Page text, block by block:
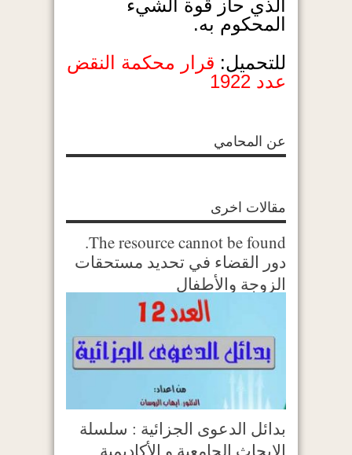
الذي حاز قوة الشيء
المحكوم به.
للتحميل: قرار محكمة النقض
عدد 1922
عن المحامي
مقالات اخرى
The resource cannot be found.
دور القضاء في تحديد مستحقات
الزوجة والأطفال
بدائل الدعوى الجزائية : سلسلة
الابحاث الجامعية و الأكاديمية